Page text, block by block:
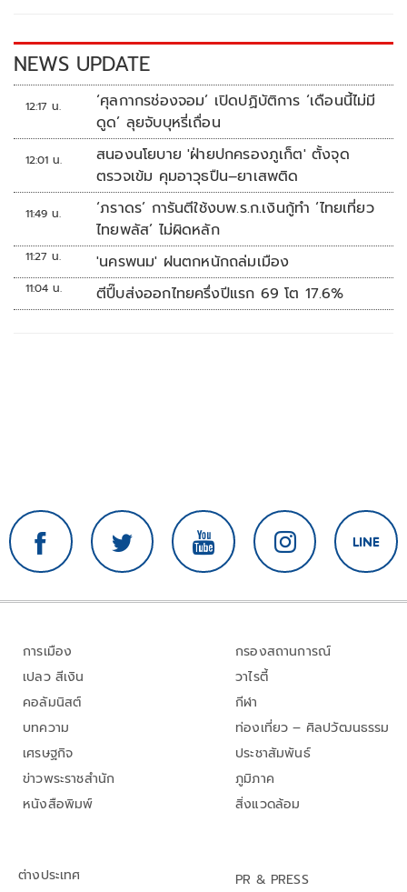
k k
NEWS UPDATE
12:17 น.
‘ศุลกากรช่องจอม’ เปิดปฏิบัติการ ‘เดือนนี้ไม่มี
ดูด’ ลุยจับบุหรี่เถื่อน
12:01 น.
สนองนโยบาย 'ฝ่ายปกครองภูเก็ต' ตั้งจุด
ตรวจเข้ม คุมอาวุธปืน–ยาเสพติด
11:49 น.
‘ภราดร’ การันตีใช้งบพ.ร.ก.เงินกู้ทำ ‘ไทยเที่ยว
ไทยพลัส’ ไม่ผิดหลัก
11:27 น. 'นครพนม' ฝนตกหนักถล่มเมือง
11:04 น. ตีปี๊บส่งออกไทยครึ่งปีแรก 69 โต 17.6%
การเมือง
เปลว สีเงิน
คอลัมนิสต์
บทความ
เศรษฐกิจ
ข่าวพระราชสำนัก
หนังสือพิมพ์
กรองสถานการณ์
วาไรตี้
กีฬา
ท่องเที่ยว – ศิลปวัฒนธรรม
ประชาสัมพันธ์
ภูมิภาค
สิ่งแวดล้อม
ต่างประเทศ
PR & PRESS